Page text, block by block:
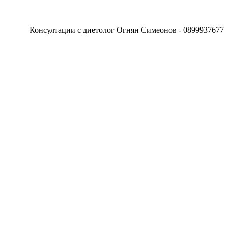
с диетолог Огнян Симеонов - 0899937677